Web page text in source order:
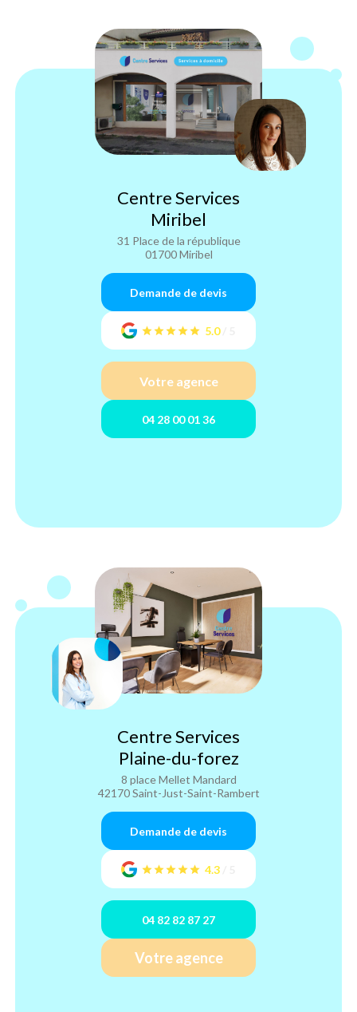
Centre Services
Miribel
31 Place de la république
01700 Miribel
Demande de devis
5.0
Votre agence
04 28 00 01 36
Centre Services
Plaine-du-forez
8 place Mellet Mandard
42170 Saint-Just-Saint-Rambert
4.3
Demande de devis
04 82 82 87 27
Votre agence